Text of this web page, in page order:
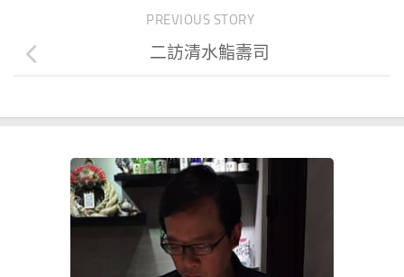
PREVIOUS STORY
二訪清水鮨壽司